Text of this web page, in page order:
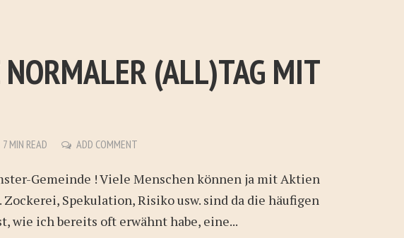
NORMALER (ALL)TAG MIT
7 MIN READ ADD COMMENT
Gemeinde ! Viele Menschen können ja mit Aktien
Spekulation, Risiko usw. sind da die häufigen
wie ich bereits oft erwähnt habe, eine...